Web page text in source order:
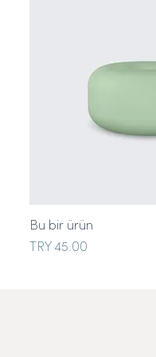
Bu bir ürün
Price
TRY 45.00